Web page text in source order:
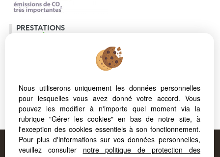
PRESTATIONS
SUPPLÉMENTAIRES
PRIX DE VENTE 1 500 € PAR MOIS *
Proposé parFORCAPRIMM, votre agence à
AIX LES BAINS!
Nous utiliserons uniquement les données personnelles
pour lesquelles vous avez donné votre accord. Vous
pouvez les modifier à n'importe quel moment via la
rubrique "Gérer les cookies" en bas de notre site, à
l'exception des cookies essentiels à son fonctionnement.
Pour plus d'informations sur vos données personnelles,
veuillez consulter notre politique de protection des